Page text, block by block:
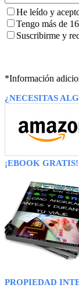
He leído y
Tengo más de
Suscribirme y
*Información
¿NECESITAS
¡EBOOK GRATIS!
PROPIEDAD